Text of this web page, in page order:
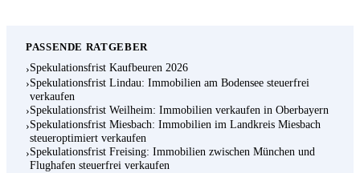
PASSENDE RATGEBER
›Spekulationsfrist Kaufbeuren 2026
›Spekulationsfrist Lindau: Immobilien am Bodensee steuerfrei
verkaufen
›Spekulationsfrist Weilheim: Immobilien verkaufen in Oberbayern
›Spekulationsfrist Miesbach: Immobilien im Landkreis Miesbach
steueroptimiert verkaufen
›Spekulationsfrist Freising: Immobilien zwischen München und
Flughafen steuerfrei verkaufen